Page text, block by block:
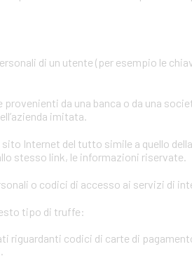
di un utente (per esempio le
da una banca o da una
imitata.
Internet del tutto simile a quello
stesso link, le informazioni riservate.
o codici di accesso ai servizi di
tipo di truffe:
riguardanti codici di carte di